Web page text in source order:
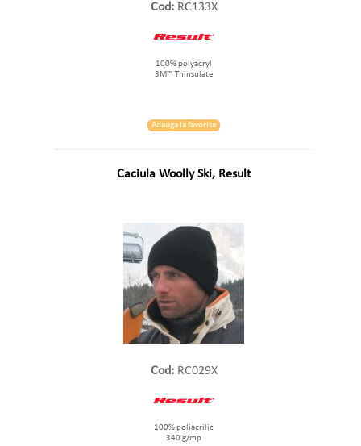
Cod:RC133X
100% polyacryl
3M™ Thinsulate
Adauga la favorite
Caciula Woolly Ski, Result
Cod:RC029X
100% poliacrilic
340 g/mp